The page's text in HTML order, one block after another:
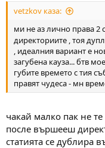
vetzkov каза:
ми не аз лично права 2
директориите , тоя
, идеалния вариант е
загубена кауза... бтв
губите времето с тия
правят чудеса - мн
чакай малко пак не
после вършееш
статията се дублира